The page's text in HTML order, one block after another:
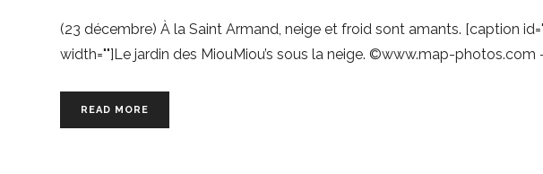
(23 décembre) À la Saint Armand, neige et froid sont amants. [caption
width=""]Le jardin des MiouMiou’s sous la neige. ©www.map-
READ MORE